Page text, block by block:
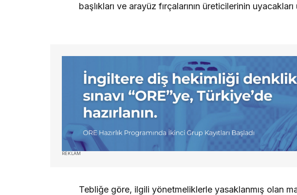
başlıkları ve arayüz fırçalarının üreticilerinin
REKLAM
Tebliğe göre, ilgili yönetmeliklerle yasaklanmış olan